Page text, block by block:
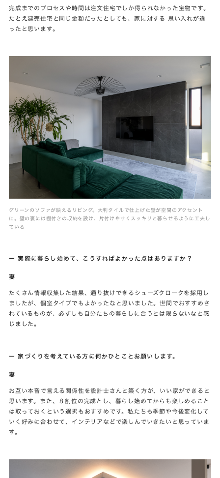
完成までのプロセスや時間は注文住宅でしか得られなかった宝物です。
たとえ建売住宅と同じ金額だったとしても、家に対する 思い入れが違
ったと思います。
グリーンのソファが映えるリビング。大判タイルで仕上げた壁が空間のアクセント
に。壁の裏には棚付きの収納を設け、片付けやすくスッキリと暮らせるように工夫し
ている
ー 実際に暮らし始めて、こうすればよかった点はありますか？
妻
たくさん情報収集した結果、通り抜けできるシューズクロークを採用し
ましたが、個室タイプでもよかったなと思いました。世間でおすすめさ
れているものが、必ずしも自分たちの暮らしに合うとは限らないなと感
じました。
ー 家づくりを考えている方に何かひとことお願いします。
妻
お互い本音で言える関係性を設計士さんと築く方が、いい家ができると
思います。また、８割位の完成とし、暮らし始めてからも楽しめること
は取っておくという選択もおすすめです。私たちも季節や今後変化して
いく好みに合わせて、インテリアなどで楽しんでいきたいと思っていま
す。